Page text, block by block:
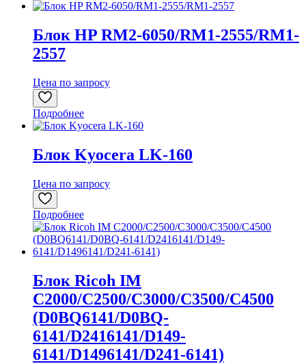
Блок HP RM2-6050/RM1-2555/RM1-
2557
Цена по запросу
Подробнее
Блок Kyocera LK-160
Цена по запросу
Подробнее
Блок Ricoh IM
C2000/C2500/C3000/C3500/C4500
(D0BQ6141/D0BQ-
6141/D2416141/D149-
6141/D1496141/D241-6141)